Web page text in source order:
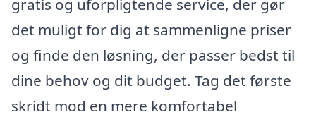
gratis og uforpligtende service, der gør
det muligt for dig at sammenligne priser
og finde den løsning, der passer bedst til
dine behov og dit budget. Tag det første
skridt mod en mere komfortabel